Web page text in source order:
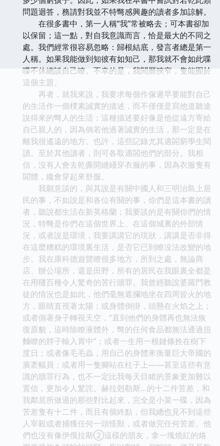
問題迴答，務請對我並不特彆感興趣的讀者多加諒解。
在很多書中，第一人稱“我”常被略去；可本書卻加
以保留；這一點，對自我意識而言，恰是最大的不同之
處。我們經常很容易忽略：歸根結底，發言者總是第一
人稱。如果我能做到知彼有如知己，那我就不會如此喋
喋不休總談自己瞭。不幸的是，我閱曆狹窄，隻能囿於
這個主題。
再者，就我來說，我要求每個作傢遲早要能對自己
的生活作一個樸素誠實的描述，而不僅僅是寫他道聽途
說得來的彆人的生活；這種描述要好像是他從遠方寄給
自己親人的，因為倘若他過著誠實的生活，那一定是在
離我很遙遠的地方。也許，這些記錄尤其適閤窮學生閱
讀。至於其他讀者，則可各取適閤他們的部分。我相
信，沒有人會去乾撕開縫綫穿衣服的事，因為衣服隻有
閤體，纔會穿起來舒服。
我願意談的，與其說是有關中國人和三明治島上居
民的事，不如說是和各位有關的事，你們是這本書的讀
者，聽說都生活在新英格蘭；我要談的是有關你們的情
況，特彆是你們在這個世界上、在這個城裏的外部情
況，或者說是環境，我要講講它的現狀，講講是否非得
在這麼糟糕的環境裏生活，是否它已到瞭沒法改變的地
步。我在康科德遊覽瞭很多地方，所到之處，無論商
店、辦公場所，還是田野，所有的居民在我眼裏全都是
在用韆百種令人驚奇的苦行贖罪。我曾經聽說婆羅門教
徒的情況也是如此，他們毫無遮攔地坐在四周皆火的地
方，眼睛直視著太陽；或身體倒掛，頭懸在火焰之上；
或者側著身子轉視天空，“直到他們的身體再也無法恢
復原貌，這時除瞭液體外，彆的任何食品都無法通過扭
麯瞭的脖子輸入胃中”；或者一生用一根鏈條拴在樹下
度日；或者像毛毛蟲，用自己的身體來衡量巨大帝國的
廣袤幅員；或者用一隻腳站在柱子上——甚至這些有意
識的贖罪行為，也不一定比我每天目睹的景象更加難以
置信，更加令人驚詫。赫拉剋勒斯…的十二件苦差，和
我鄰居所做過的那些對比起來，完全是小菜一碟，因為
苦差隻有十二件，而且有個終點，但我總也見不到這些
人宰殺或者捕獲任何一頭怪獸，或者做完任何苦差。他
們也沒有像伊俄拉斯②這樣的朋友，拿一塊燒紅的烙